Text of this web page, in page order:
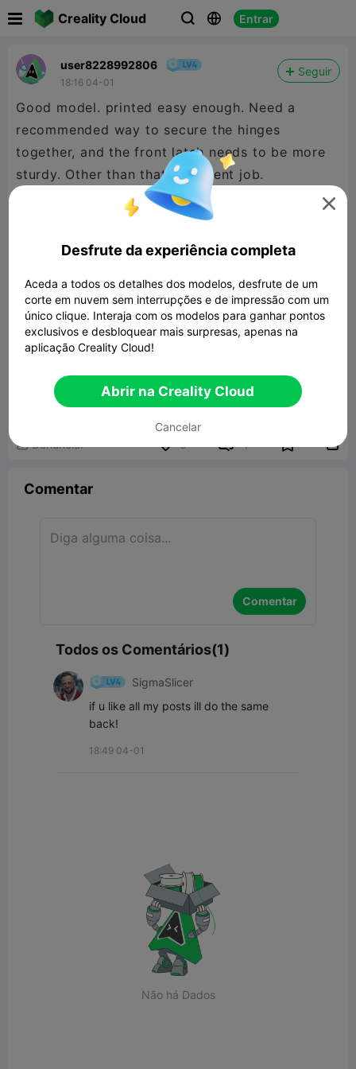
Creality Cloud   Entrar
user8228992806
18:16 04-01
Seguir
Good model. printed easy enough. Need a
recommended way to secure the hinges
together, and the front latch needs to be more
sturdy. Other than that, excellent job.
GLOCK BOX
Modelo 3D Relacionado
 Denunciar 5  1 
Comentar
Comentar
Todos os Comentários(1)
SigmaSlicer
if u like all my posts ill do the same
back!
18:49 04-01
Não há Dados

Desfrute da experiência completa
Aceda a todos os detalhes dos modelos, desfrute de um
corte em nuvem sem interrupções e de impressão com um
único clique. Interaja com os modelos para ganhar pontos
exclusivos e desbloquear mais surpresas, apenas na
aplicação Creality Cloud!
Abrir na Creality Cloud
Cancelar